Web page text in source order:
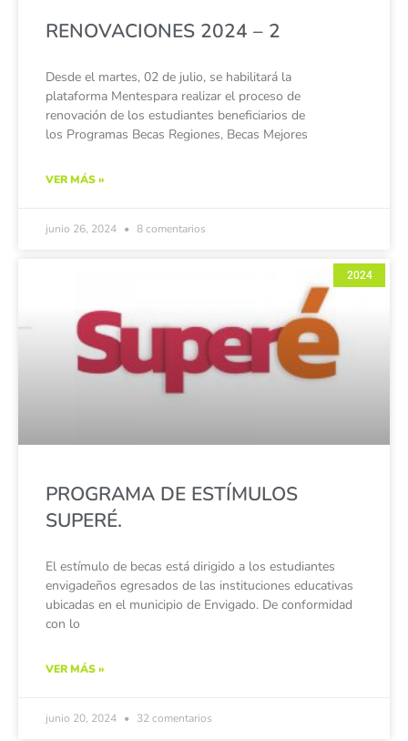
RENOVACIONES 2024 – 2
Desde el martes, 02 de julio, se habilitará la
plataforma Mentespara realizar el proceso de
renovación de los estudiantes beneficiarios de
los Programas Becas Regiones, Becas Mejores
VER MÁS »
junio 26, 2024 8 comentarios
2024
PROGRAMA DE ESTÍMULOS
SUPERÉ.
El estímulo de becas está dirigido a los estudiantes
envigadeños egresados de las instituciones educativas
ubicadas en el municipio de Envigado. De conformidad
con lo
VER MÁS »
junio 20, 2024 32 comentarios